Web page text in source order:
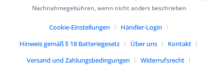
Nachnahmegebühren, wenn nicht anders beschrieben
Cookie-Einstellungen
Händler-Login
Hinweis gemäß § 18 Batteriegesetz
Über uns
Kontakt
Versand und Zahlungsbedingungen
Widerrufsrecht